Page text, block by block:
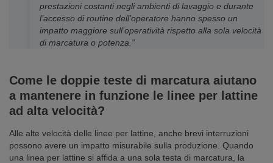
prestazioni costanti negli ambienti di lavaggio e durante
l’accesso di routine dell’operatore hanno spesso un
impatto maggiore sull’operatività rispetto alla sola velocità
di marcatura o potenza.”
Come le doppie teste di marcatura aiutano
a mantenere in funzione le linee per lattine
ad alta velocità?
Alle alte velocità delle linee per lattine, anche brevi interruzioni
possono avere un impatto misurabile sulla produzione. Quando
una linea per lattine si affida a una sola testa di marcatura, la